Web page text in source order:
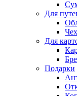
Для
Для
Подарки